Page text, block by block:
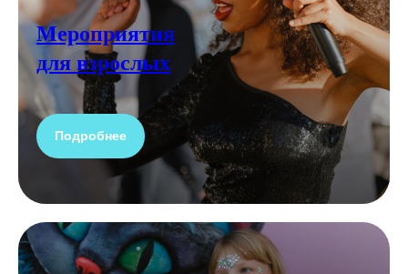
Мероприятия
для взрослых
Подробнее